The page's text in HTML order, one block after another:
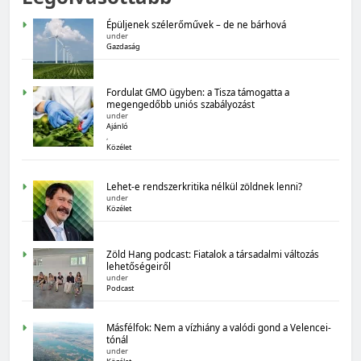
gazdasági várakozások
Magyarország számokban: Államadósság
MAGYARORSZÁG SZÁMOKBAN
Épüljenek szélerőművek – de ne bárhová
under
Gazdaság
Fordulat GMO ügyben: a Tisza támogatta a
megengedőbb uniós szabályozást
under
Ajánló
,
Közélet
Lehet-e rendszerkritika nélkül zöldnek lenni?
under
Közélet
Zöld Hang podcast: Fiatalok a társadalmi változás
lehetőségeiről
under
Podcast
Másfélfok: Nem a vízhiány a valódi gond a Velencei-
tónál
under